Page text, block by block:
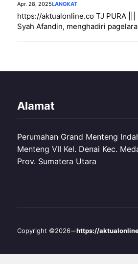
Apr. 28, 2025LANGKAT
https://aktualonline.co TJ PURA |||
Syah Afandin, menghadiri
Alamat
Perumahan Grand Menteng
Menteng VII Kel. Denai Kec.
Prov. Sumatera Utara
Copyright ©2026 https://